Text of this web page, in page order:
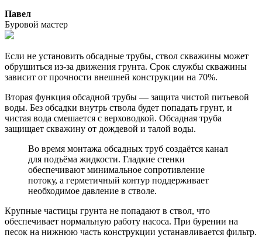
Павел
Буровой мастер
Если не установить обсадные трубы, ствол скважины может
обрушиться из-за движения грунта. Срок службы скважины
зависит от прочности внешней конструкции на 70%.
Вторая функция обсадной трубы — защита чистой питьевой
воды. Без обсадки внутрь ствола будет попадать грунт, и
чистая вода смешается с верховодкой. Обсадная труба
защищает скважину от дождевой и талой воды.
Во время монтажа обсадных труб создаётся канал
для подъёма жидкости. Гладкие стенки
обеспечивают минимальное сопротивление
потоку, а герметичный контур поддерживает
необходимое давление в стволе.
Крупные частицы грунта не попадают в ствол, что
обеспечивает нормальную работу насоса. При бурении на
песок на нижнюю часть конструкции устанавливается фильтр.